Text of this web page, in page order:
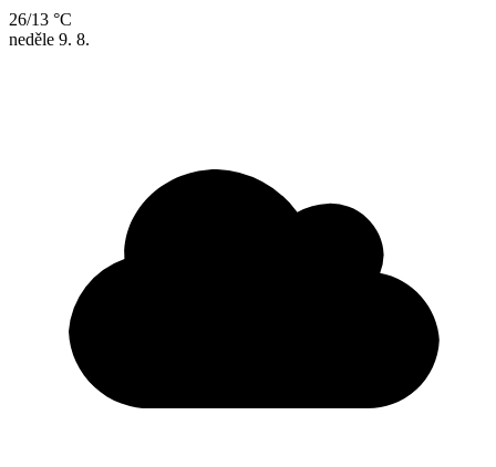
26/13 °C
neděle 9. 8.